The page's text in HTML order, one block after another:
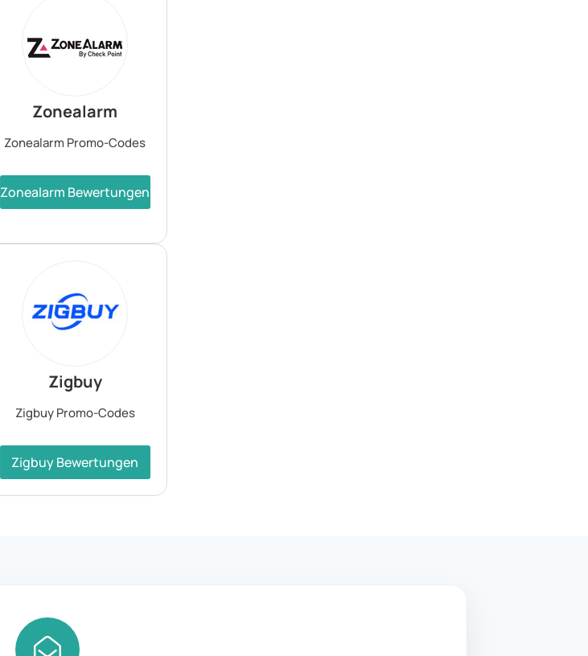
Zonealarm
Zonealarm Promo-Codes
Zonealarm Bewertungen
Zigbuy
Zigbuy Promo-Codes
Zigbuy Bewertungen